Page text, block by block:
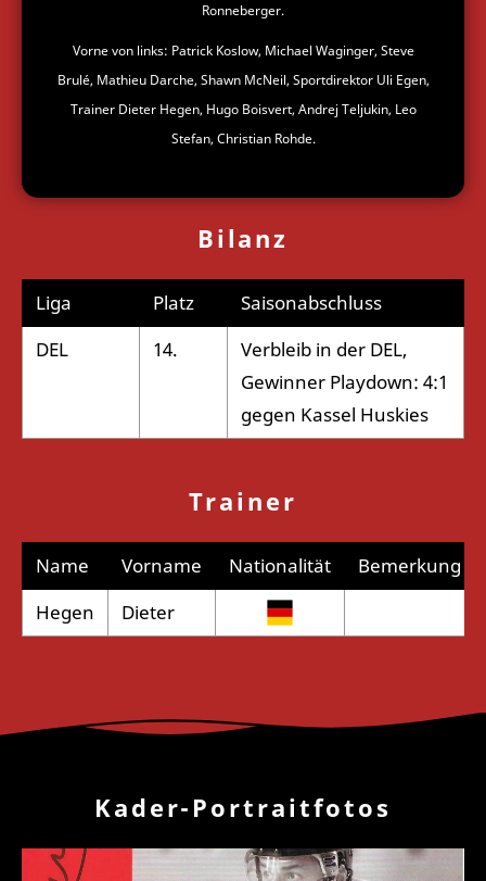
Ronneberger.
Vorne von links: Patrick Koslow, Michael Waginger, Steve
Brulé, Mathieu Darche, Shawn McNeil, Sportdirektor Uli Egen,
Trainer Dieter Hegen, Hugo Boisvert, Andrej Teljukin, Leo
Stefan, Christian Rohde.
Bilanz
Liga Platz
Saisonabschluss
DEL
14.
Verbleib in der DEL,
Gewinner Playdown: 4:1
gegen Kassel Huskies
Trainer
Name Vorname Nationalität
Bemerkung
Hegen
Dieter
Kader-Portraitfotos